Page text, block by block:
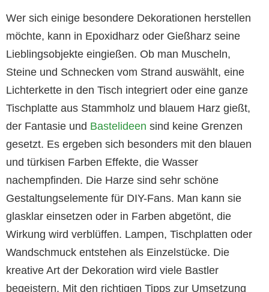
Wer sich einige besondere Dekorationen herstellen
möchte, kann in Epoxidharz oder Gießharz seine
Lieblingsobjekte eingießen. Ob man Muscheln,
Steine und Schnecken vom Strand auswählt, eine
Lichterkette in den Tisch integriert oder eine ganze
Tischplatte aus Stammholz und blauem Harz gießt,
der Fantasie und Bastelideen sind keine Grenzen
gesetzt. Es ergeben sich besonders mit den blauen
und türkisen Farben Effekte, die Wasser
nachempfinden. Die Harze sind sehr schöne
Gestaltungselemente für DIY-Fans. Man kann sie
glasklar einsetzen oder in Farben abgetönt, die
Wirkung wird verblüffen. Lampen, Tischplatten oder
Wandschmuck entstehen als Einzelstücke. Die
kreative Art der Dekoration wird viele Bastler
begeistern. Mit den richtigen Tipps zur Umsetzung